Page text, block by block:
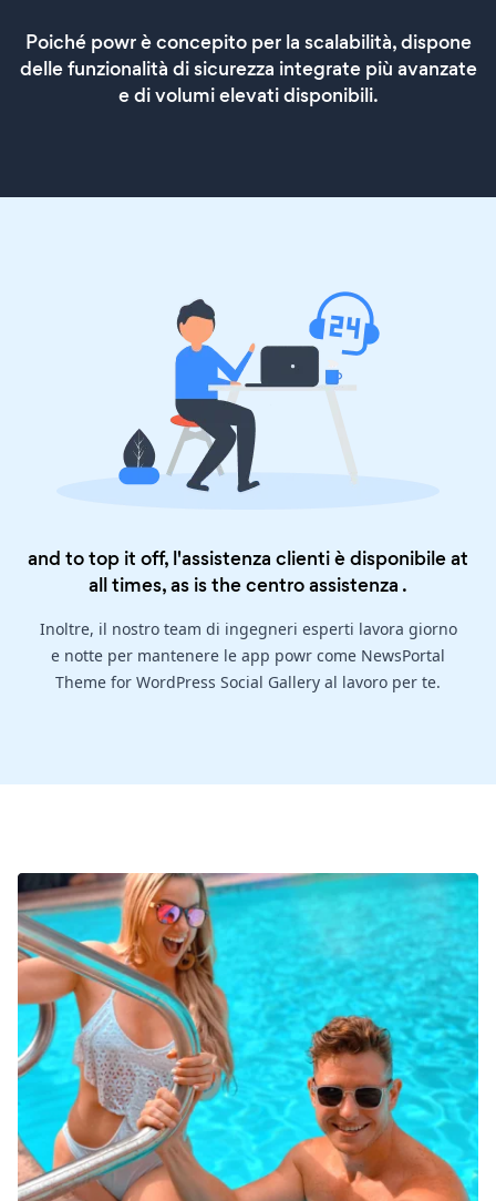
Poiché powr è concepito per la scalabilità, dispone
delle funzionalità di sicurezza integrate più avanzate
e di volumi elevati disponibili.
and to top it off, l'assistenza clienti è disponibile at
all times, as is thecentro assistenza .
Inoltre, il nostro team di ingegneri esperti lavora giorno
e notte per mantenere le app powr come NewsPortal
Theme for WordPress Social Gallery al lavoro per te.